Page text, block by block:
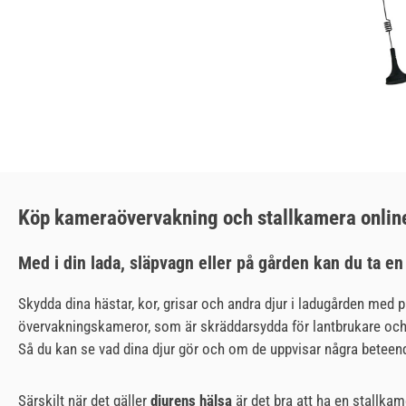
Köp kameraövervakning och stallkamera
Med i din lada, släpvagn eller på gården kan du ta
Skydda dina hästar, kor, grisar och andra djur i ladugården med
övervakningskameror, som är skräddarsydda för lantbrukare
Så du kan se vad dina djur gör och om de uppvisar några
Särskilt när det gäller djurens hälsa är det bra att ha en